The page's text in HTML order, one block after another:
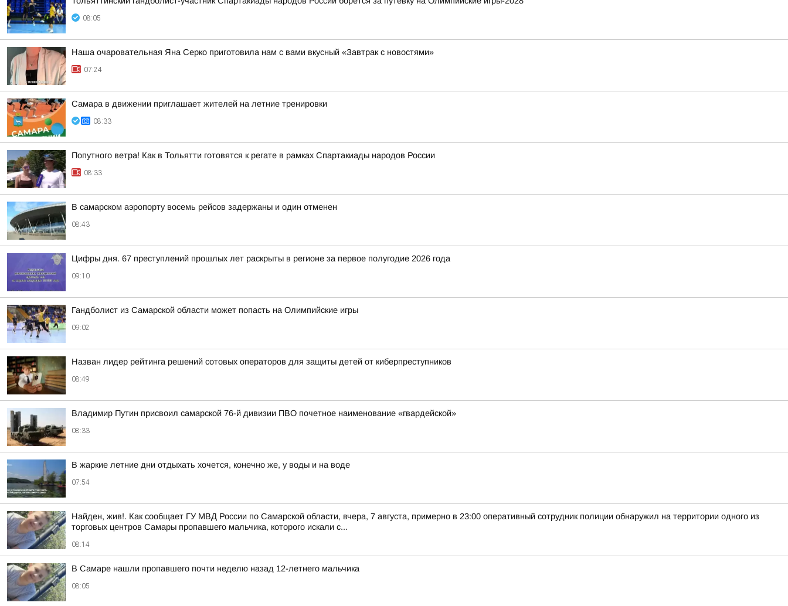
08:05
Наша очаровательная Яна Серко приготовила нам с вами вкусный «Завтрак с новостями»
07:24
Самара в движении приглашает жителей на летние тренировки
08:33
Попутного ветра! Как в Тольятти готовятся к регате в рамках Спартакиады народов России
08:33
В самарском аэропорту восемь рейсов задержаны и один отменен
08:43
Цифры дня. 67 преступлений прошлых лет раскрыты в регионе за первое полугодие 2026 года
09:10
Гандболист из Самарской области может попасть на Олимпийские игры
09:02
Назван лидер рейтинга решений сотовых операторов для защиты детей от киберпреступников
08:49
Владимир Путин присвоил самарской 76-й дивизии ПВО почетное наименование «гвардейской»
08:33
В жаркие летние дни отдыхать хочется, конечно же, у воды и на воде
07:54
Найден, жив!. Как сообщает ГУ МВД России по Самарской области, вчера, 7 августа, примерно в 23:00 оперативный сотрудник полиции обнаружил на территории одного из
торговых центров Самары пропавшего мальчика, которого искали с...
08:14
В Самаре нашли пропавшего почти неделю назад 12-летнего мальчика
08:05